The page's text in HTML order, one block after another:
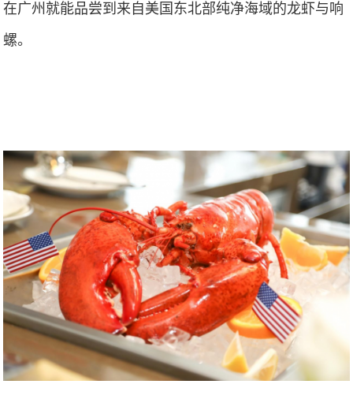
在广州就能品尝到来自美国东北部纯净海域的龙虾与响
螺。